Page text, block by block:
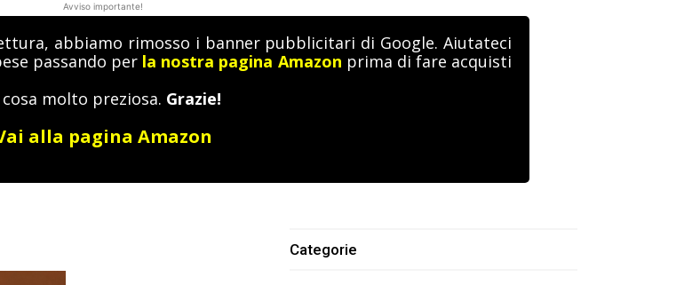
MediterraneoAntico
Avviso importante!
abbiamo rimosso i banner pubblicitari di Google. Aiutateci
passando per la nostra pagina Amazon prima di fare acquisti
molto preziosa. Grazie!
alla pagina Amazon
Categorie